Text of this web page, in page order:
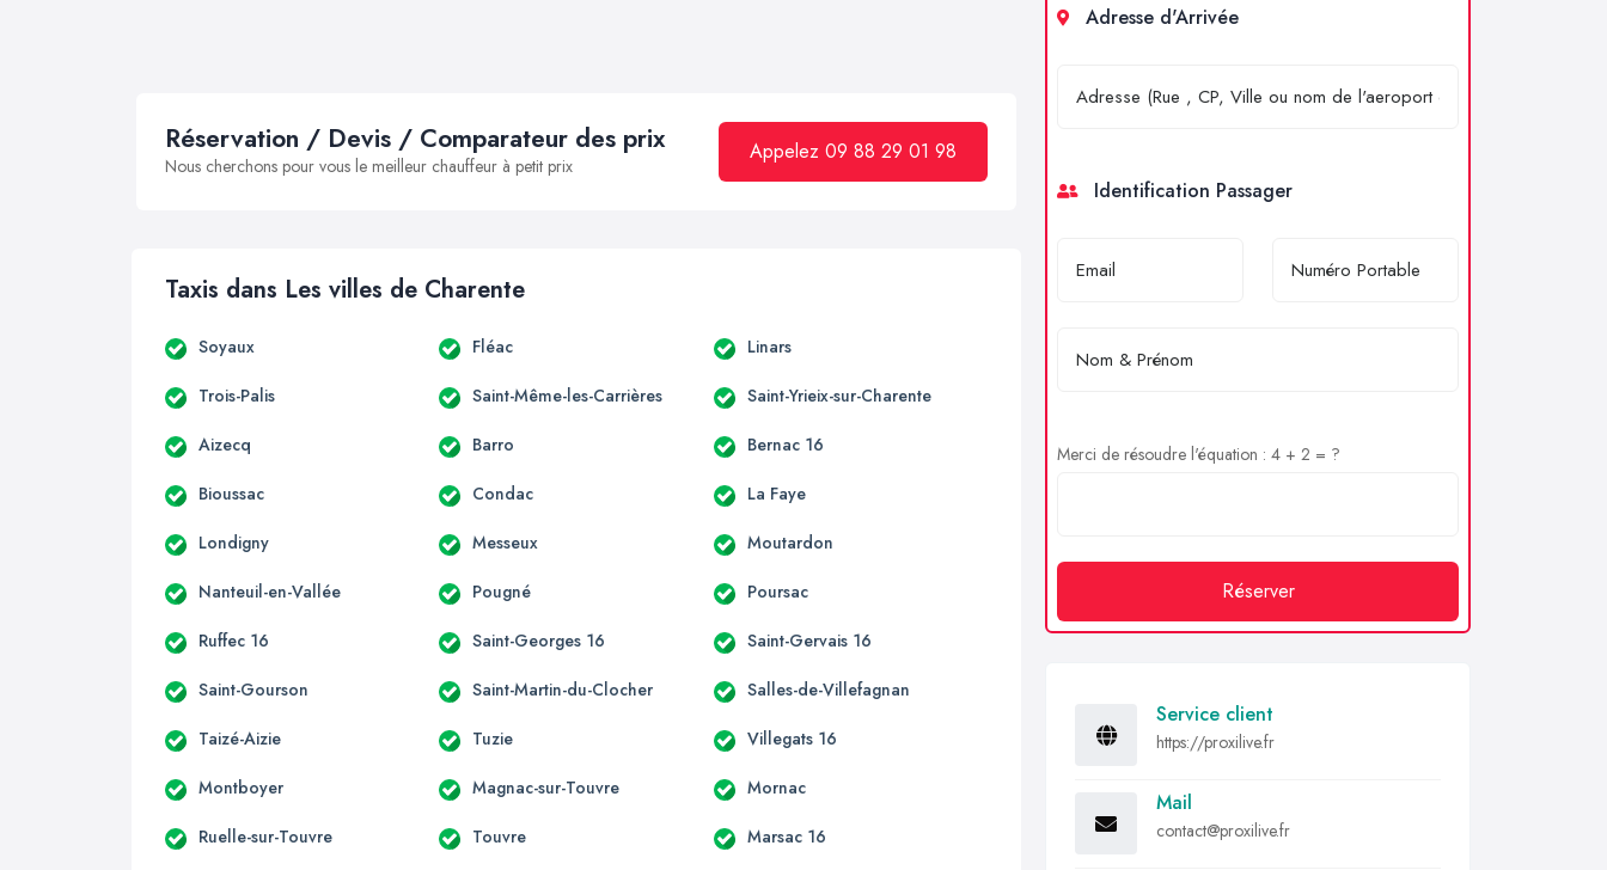
Réservation / Devis / Comparateur des prix
Nous cherchons pour vous le meilleur chauffeur à petit prix
Appelez 09 88 29 01 98
Taxis dans Les villes de Charente
Soyaux Fléac Linars
Trois-Palis Saint-Même-les-Carrières Saint-Yrieix-sur-Charente
Aizecq Barro Bernac 16
Bioussac Condac La Faye
Londigny Messeux Moutardon
Nanteuil-en-Vallée Pougné Poursac
Ruffec 16 Saint-Georges 16 Saint-Gervais 16
Saint-Gourson Saint-Martin-du-Clocher Salles-de-Villefagnan
Taizé-Aizie Tuzie Villegats 16
Montboyer Magnac-sur-Touvre Mornac
Ruelle-sur-Touvre Touvre Marsac 16
Adresse d'Arrivée
Identification Passager
Merci de résoudre l'équation : 4 + 2 = ?
Réserver
Service client
https://proxilive.fr
Mail
contact@proxilive.fr